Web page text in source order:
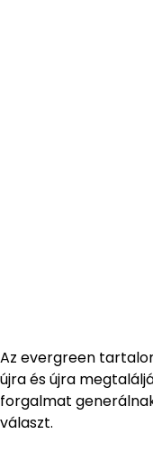
Az evergreen
újra és újra
forgalmat
választ.